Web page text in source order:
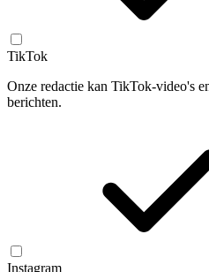
TikTok
Onze redactie kan TikTok-video's
berichten.
Instagram